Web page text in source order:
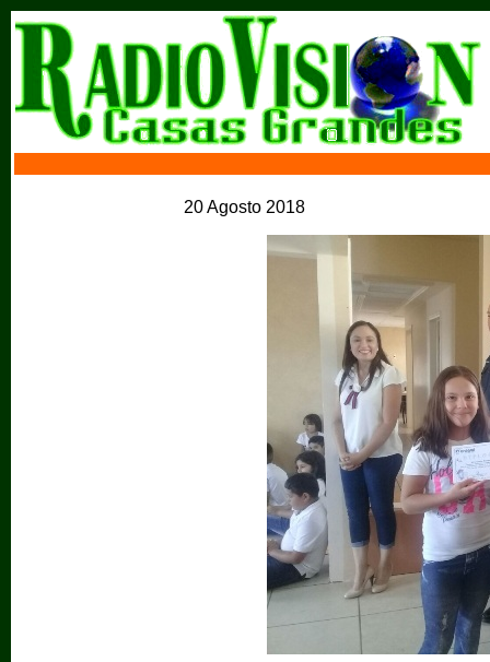
20 Agosto 2018